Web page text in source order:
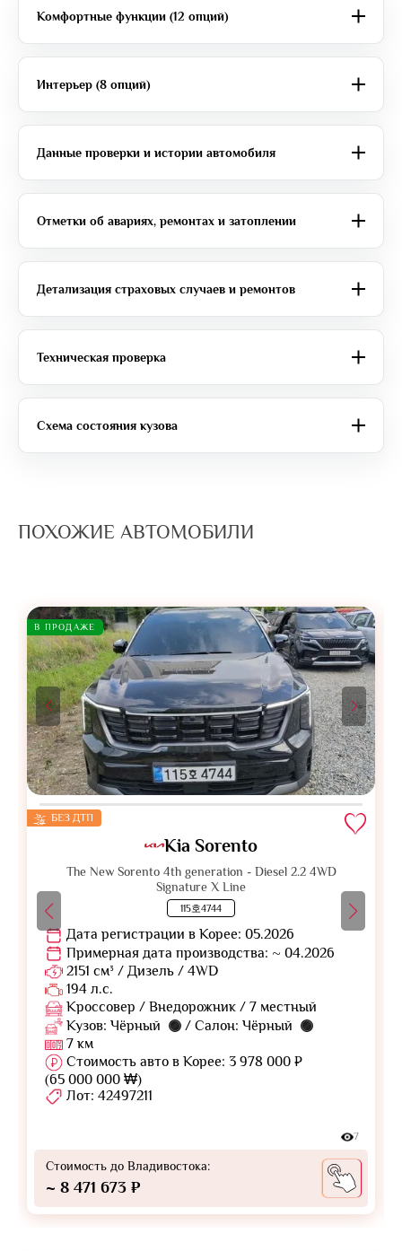
Комфортные функции (12 опций)
Интерьер (8 опций)
Данные проверки и истории автомобиля
Отметки об авариях, ремонтах и затоплении
Детализация страховых случаев и ремонтов
Техническая проверка
Схема состояния кузова
ПОХОЖИЕ АВТОМОБИЛИ
В ПРОДАЖЕ
БЕЗ ДТП
Kia Sorento
The New Sorento 4th generation - Diesel 2.2 4WD
Signature X Line
115호4744
Дата регистрации в Корее: 05.2026
Примерная дата производства: ~ 04.2026
2151 см³ / Дизель / 4WD
194 л.с.
Кроссовер / Внедорожник / 7 местный
Кузов: Чёрный
/ Салон: Чёрный
7 км
Стоимость авто в Корее: 3 978 000 ₽
(65 000 000 ₩)
Лот: 42497211
7
Стоимость до Владивостока:
~ 8 471 673 ₽